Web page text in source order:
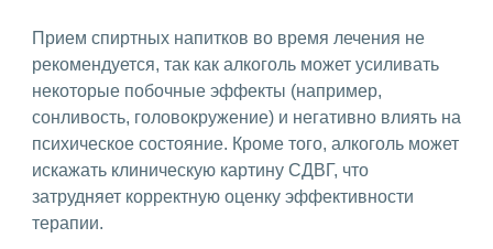
Прием спиртных напитков во время лечения не
рекомендуется, так как алкоголь может усиливать
некоторые побочные эффекты (например,
сонливость, головокружение) и негативно влиять на
психическое состояние. Кроме того, алкоголь может
искажать клиническую картину СДВГ, что
затрудняет корректную оценку эффективности
терапии.